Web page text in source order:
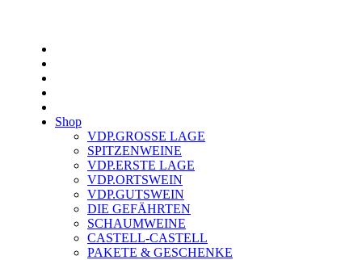
Shop
VDP.GROSSE LAGE
SPITZENWEINE
VDP.ERSTE LAGE
VDP.ORTSWEIN
VDP.GUTSWEIN
DIE GEFÄHRTEN
SCHAUMWEINE
CASTELL-CASTELL
PAKETE & GESCHENKE